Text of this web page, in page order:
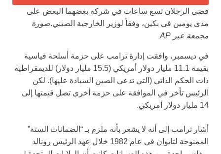
قضى الرجلان تسع ساعات في شركة بعضهما البعض على
مدى يومين في بكين، وفقاً لوزير الخارجية الصيني.صورة
مجمعة عبر AP
في ديسمبر، وافقت إدارة ترامب على حزمة أسلحة قياسية
بقيمة 11.1 مليار دولار أمريكي (15.5 مليار دولار) للديمقراطية
ذات الحكم الذاتي (التي تدعي الصين السيادة عليها). لكن
الرئيس تأخر في الموافقة على حزمة أخرى تصل قيمتها إلى
14 مليار دولار أمريكي.
أشار ترامب إلى أنه لا يشعر بأنه ملزم بـ “الضمانات الستة”
الممنوحة لتايوان في عام 1982 خلال عهد الرئيس رونالد